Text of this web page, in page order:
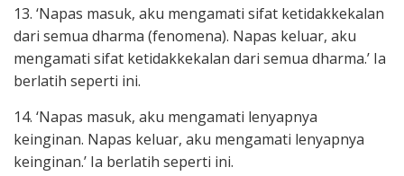
13. ‘Napas masuk, aku mengamati sifat ketidakkekalan
dari semua dharma (fenomena). Napas keluar, aku
mengamati sifat ketidakkekalan dari semua dharma.’ Ia
berlatih seperti ini.
14. ‘Napas masuk, aku mengamati lenyapnya
keinginan. Napas keluar, aku mengamati lenyapnya
keinginan.’ Ia berlatih seperti ini.